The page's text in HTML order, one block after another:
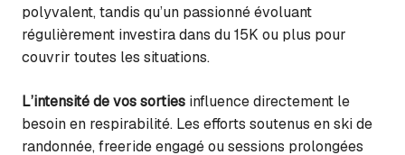
polyvalent, tandis qu’un passionné évoluant
régulièrement investira dans du 15K ou plus pour
couvrir toutes les situations.
L’intensité de vos sorties influence directement le
besoin en respirabilité. Les efforts soutenus en ski de
randonnée, freeride engagé ou sessions prolongées